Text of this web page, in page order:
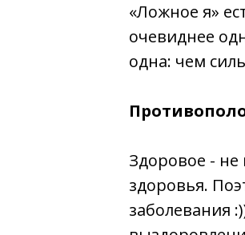
«Ложное я»
очевиднее
одна: чем
Здоровое -
здоровья.
заболевания